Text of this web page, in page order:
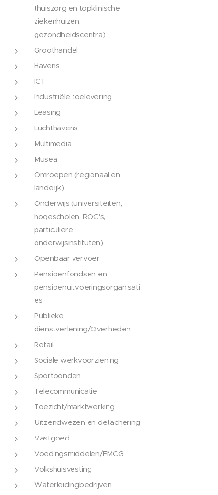
thuiszorg en topklinische
ziekenhuizen,
gezondheidscentra)
Groothandel
Havens
ICT
Industriële toelevering
Leasing
Luchthavens
Multimedia
Musea
Omroepen (regionaal en
landelijk)
Onderwijs (universiteiten,
hogescholen, ROC's,
particuliere
onderwijsinstituten)
Openbaar vervoer
Pensioenfondsen en
pensioenuitvoeringsorganisati
es
Publieke
dienstverlening/Overheden
Retail
Sociale werkvoorziening
Sportbonden
Telecommunicatie
Toezicht/marktwerking
Uitzendwezen en detachering
Vastgoed
Voedingsmiddelen/FMCG
Volkshuisvesting
Waterleidingbedrijven